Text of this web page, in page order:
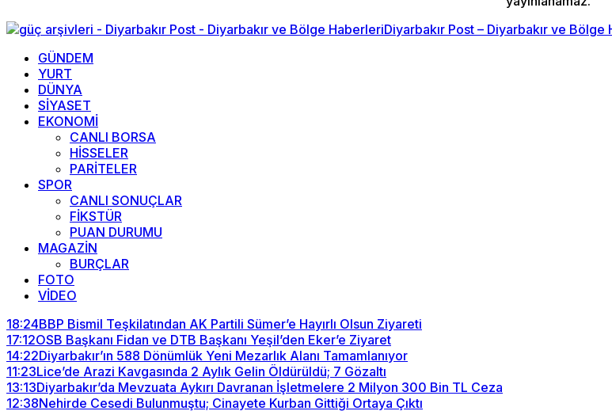
GÜNDEM
YURT
DÜNYA
SİYASET
EKONOMİ
CANLI BORSA
HİSSELER
PARİTELER
SPOR
CANLI SONUÇLAR
FİKSTÜR
PUAN DURUMU
MAGAZİN
BURÇLAR
FOTO
VİDEO
18:24BBP Bismil Teşkilatından AK Partili Sümer’e Hayırlı Olsun Ziyareti
17:12OSB Başkanı Fidan ve DTB Başkanı Yeşil’den Eker’e Ziyaret
14:22Diyarbakır’ın 588 Dönümlük Yeni Mezarlık Alanı Tamamlanıyor
11:23Lice’de Arazi Kavgasında 2 Aylık Gelin Öldürüldü; 7 Gözaltı
13:13Diyarbakır’da Mevzuata Aykırı Davranan İşletmelere 2 Milyon 300 Bin TL Ceza
12:38Nehirde Cesedi Bulunmuştu; Cinayete Kurban Gittiği Ortaya Çıktı